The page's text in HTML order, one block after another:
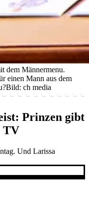
dem Männermenu.
einen Mann aus dem
Bild: ch media
Prinzen gibt
TV
Und Larissa